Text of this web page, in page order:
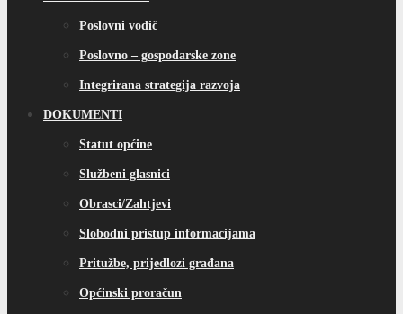
Poslovni vodič
Poslovno – gospodarske zone
Integrirana strategija razvoja
DOKUMENTI
Statut općine
Službeni glasnici
Obrasci/Zahtjevi
Slobodni pristup informacijama
Pritužbe, prijedlozi građana
Općinski proračun